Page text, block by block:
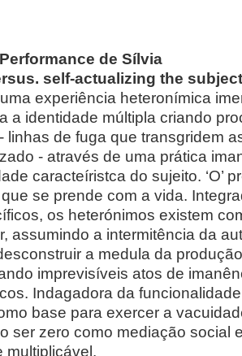
de Sílvia
self-actualizing the
experiência heteronímica
a identidade múltipla criando
linhas de fuga que transgridem
- através de uma prática
caracteíristca do sujeito. ‘O’
se prende com a vida.
os heterónimos existem
assumindo a intermitência da
desconstruir a medula da
imprevisíveis atos de
Indagadora da
base para exercer a
ser zero como mediação social
multiplicável.